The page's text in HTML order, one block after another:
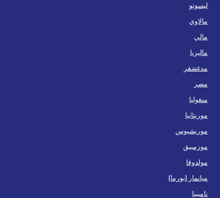
ليسوتو
مالاوي
مالي
ماليزيا
مدغشقر
مصر
منغوليا
موريتانيا
موريشيوس
موزمبيق
مولدوفا
ميانمار (بورما)
ناميبيا